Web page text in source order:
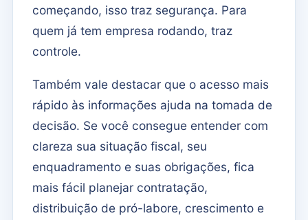
começando, isso traz segurança. Para
quem já tem empresa rodando, traz
controle.
Também vale destacar que o acesso mais
rápido às informações ajuda na tomada de
decisão. Se você consegue entender com
clareza sua situação fiscal, seu
enquadramento e suas obrigações, fica
mais fácil planejar contratação,
distribuição de pró-labore, crescimento e